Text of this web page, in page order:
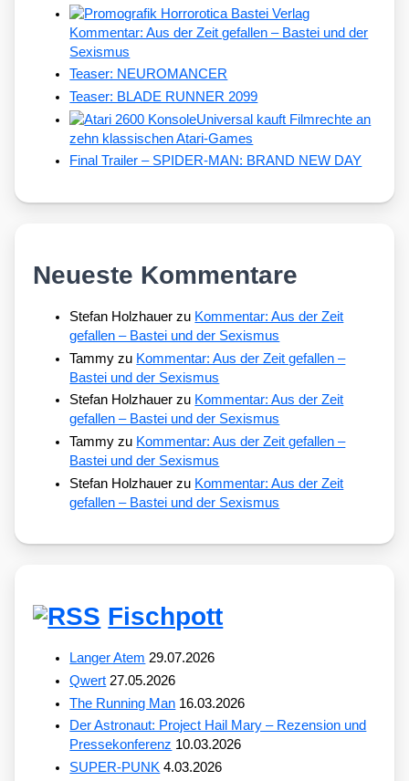
Kommentar: Aus der Zeit gefallen – Bastei und der
Sexismus
Teaser: NEUROMANCER
Teaser: BLADE RUNNER 2099
Universal kauft Filmrechte an
zehn klassischen Atari-Games
Final Trailer – SPIDER-MAN: BRAND NEW DAY
Neueste Kommentare
Stefan Holzhauer zu Kommentar: Aus der Zeit
gefallen – Bastei und der Sexismus
Tammy zu Kommentar: Aus der Zeit gefallen –
Bastei und der Sexismus
Stefan Holzhauer zu Kommentar: Aus der Zeit
gefallen – Bastei und der Sexismus
Tammy zu Kommentar: Aus der Zeit gefallen –
Bastei und der Sexismus
Stefan Holzhauer zu Kommentar: Aus der Zeit
gefallen – Bastei und der Sexismus
Fischpott
Langer Atem 29.07.2026
Qwert 27.05.2026
The Running Man 16.03.2026
Der Astronaut: Project Hail Mary – Rezension und
Pressekonferenz 10.03.2026
SUPER-PUNK 4.03.2026